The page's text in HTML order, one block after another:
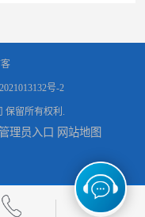
湖南怀化强夯施工队伍公司厂房地基强夯施工
号-2
保留所有权利.
理员入口 网站地图